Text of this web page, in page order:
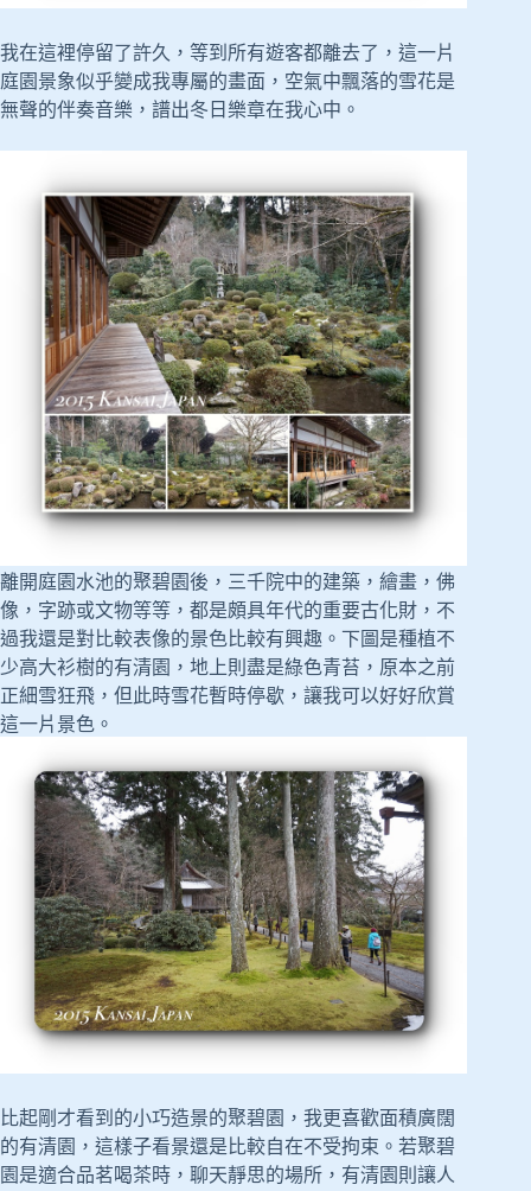
我在這裡停留了許久，等到所有遊客都離去了，這一片
庭園景象似乎變成我專屬的畫面，空氣中飄落的雪花是
無聲的伴奏音樂，譜出冬日樂章在我心中。
離開庭園水池的聚碧園後，三千院中的建築，繪畫，佛
像，字跡或文物等等，都是頗具年代的重要古化財，不
過我還是對比較表像的景色比較有興趣。下圖是種植不
少高大衫樹的有清園，地上則盡是綠色青苔，原本之前
正細雪狂飛，但此時雪花暫時停歇，讓我可以好好欣賞
這一片景色。
比起剛才看到的小巧造景的聚碧園，我更喜歡面積廣闊
的有清園，這樣子看景還是比較自在不受拘束。若聚碧
園是適合品茗喝茶時，聊天靜思的場所，有清園則讓人